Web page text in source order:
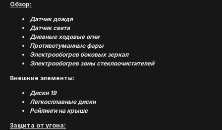
Обзор:
Датчик дождя
Датчик света
Дневные ходовые огни
Противотуманные фары
Электрообогрев боковых зеркал
Электрообогрев зоны стеклоочистителей
Внешние элементы:
Диски 19
Легкосплавные диски
Рейлинги на крыше
Защита от угона: